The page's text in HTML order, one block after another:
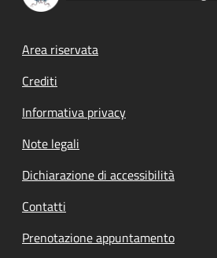
Footer menu
Area riservata
Crediti
Informativa privacy
Note legali
Dichiarazione di accessibilità
Contatti
Prenotazione appuntamento